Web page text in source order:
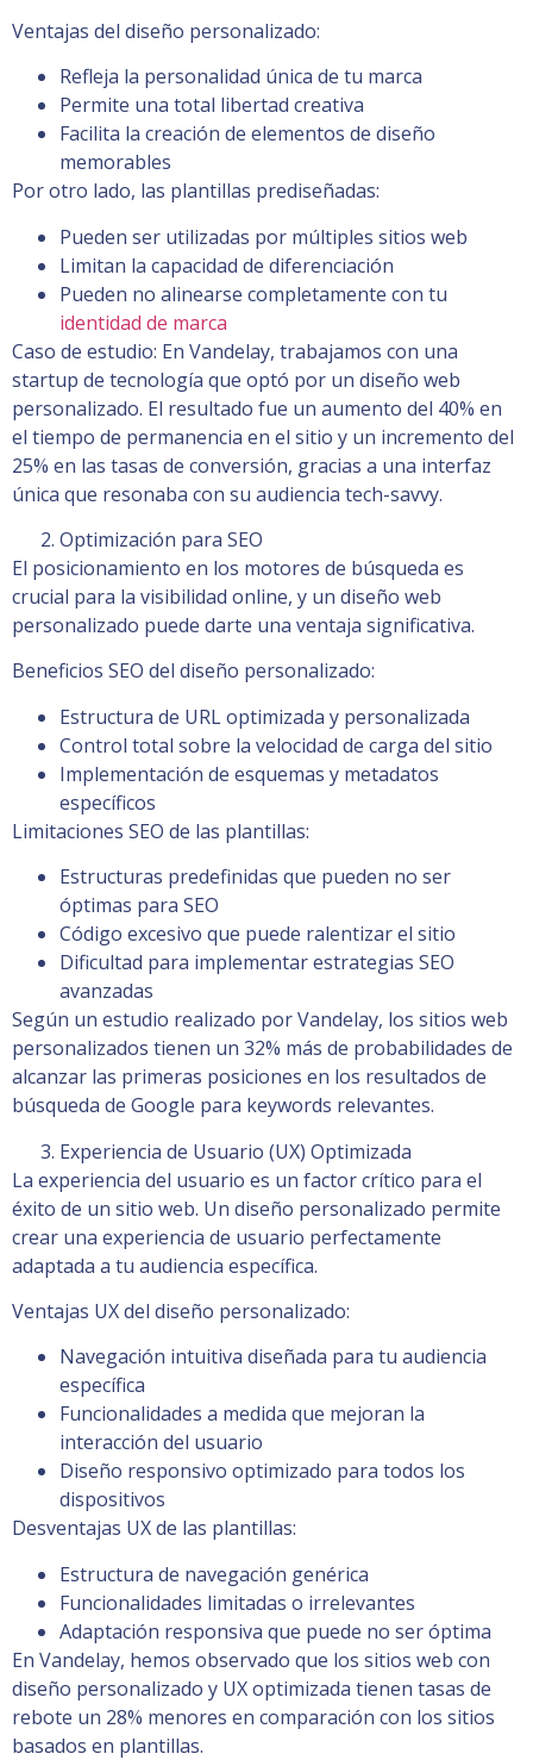
Ventajas del diseño personalizado:
Refleja la personalidad única de tu marca
Permite una total libertad creativa
Facilita la creación de elementos de diseño
memorables
Por otro lado, las plantillas prediseñadas:
Pueden ser utilizadas por múltiples sitios web
Limitan la capacidad de diferenciación
Pueden no alinearse completamente con tu
identidad de marca
Caso de estudio: En Vandelay, trabajamos con una
startup de tecnología que optó por un diseño web
personalizado. El resultado fue un aumento del 40% en
el tiempo de permanencia en el sitio y un incremento del
25% en las tasas de conversión, gracias a una interfaz
única que resonaba con su audiencia tech-savvy.
Optimización para SEO
El posicionamiento en los motores de búsqueda es
crucial para la visibilidad online, y un diseño web
personalizado puede darte una ventaja significativa.
Beneficios SEO del diseño personalizado:
Estructura de URL optimizada y personalizada
Control total sobre la velocidad de carga del sitio
Implementación de esquemas y metadatos
específicos
Limitaciones SEO de las plantillas:
Estructuras predefinidas que pueden no ser
óptimas para SEO
Código excesivo que puede ralentizar el sitio
Dificultad para implementar estrategias SEO
avanzadas
Según un estudio realizado por Vandelay, los sitios web
personalizados tienen un 32% más de probabilidades de
alcanzar las primeras posiciones en los resultados de
búsqueda de Google para keywords relevantes.
Experiencia de Usuario (UX) Optimizada
La experiencia del usuario es un factor crítico para el
éxito de un sitio web. Un diseño personalizado permite
crear una experiencia de usuario perfectamente
adaptada a tu audiencia específica.
Ventajas UX del diseño personalizado:
Navegación intuitiva diseñada para tu audiencia
específica
Funcionalidades a medida que mejoran la
interacción del usuario
Diseño responsivo optimizado para todos los
dispositivos
Desventajas UX de las plantillas:
Estructura de navegación genérica
Funcionalidades limitadas o irrelevantes
Adaptación responsiva que puede no ser óptima
En Vandelay, hemos observado que los sitios web con
diseño personalizado y UX optimizada tienen tasas de
rebote un 28% menores en comparación con los sitios
basados en plantillas.